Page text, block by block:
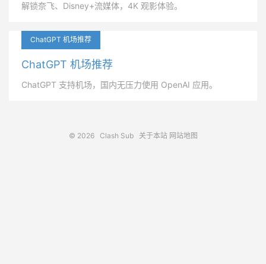
解锁奈飞、Disney+流媒体，4K 观影体验。
ChatGPT 机场推荐
ChatGPT 机场推荐
ChatGPT 支持机场，国内无压力使用 OpenAI 应用。
© 2026 Clash Sub 关于本站 网站地图